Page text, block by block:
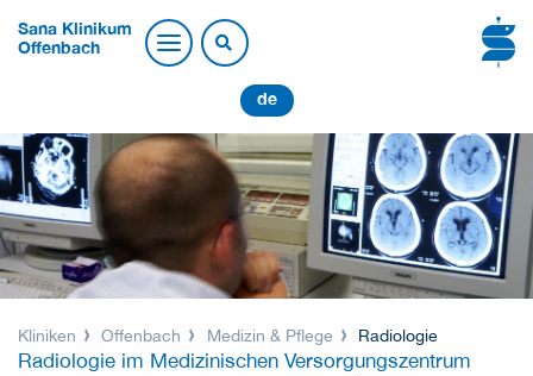
Sana Klinikum
Offenbach
de
Kliniken Offenbach Medizin & Pflege Radiologie
Radiologie im Medizinischen Versorgungszentrum